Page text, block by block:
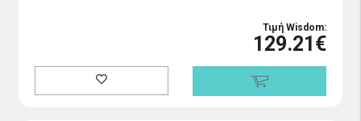
Τιμή Wisdom:
129.21€